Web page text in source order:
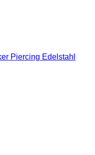
Piercing Edelstahl